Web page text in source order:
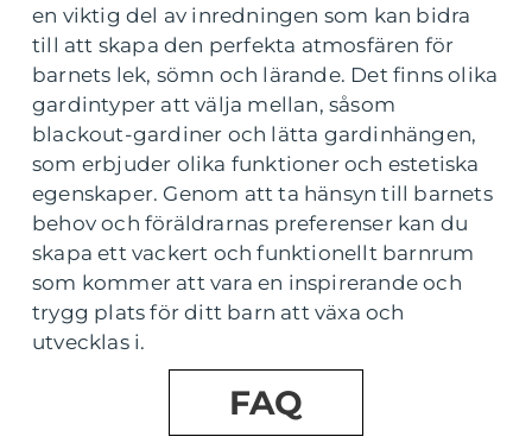
en viktig del av inredningen som kan bidra
till att skapa den perfekta atmosfären för
barnets lek, sömn och lärande. Det finns olika
gardintyper att välja mellan, såsom
blackout-gardiner och lätta gardinhängen,
som erbjuder olika funktioner och estetiska
egenskaper. Genom att ta hänsyn till barnets
behov och föräldrarnas preferenser kan du
skapa ett vackert och funktionellt barnrum
som kommer att vara en inspirerande och
trygg plats för ditt barn att växa och
utvecklas i.
FAQ